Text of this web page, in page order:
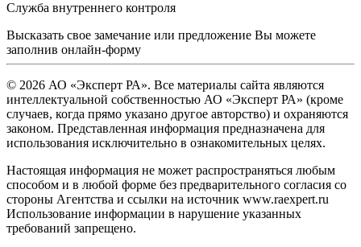
Служба внутреннего контроля
Высказать свое замечание или предложение Вы можете
заполнив онлайн-форму
© 2026 АО «Эксперт РА». Все материалы сайта являются
интеллектуальной собственностью АО «Эксперт РА» (кроме
случаев, когда прямо указано другое авторство) и охраняются
законом. Представленная информация предназначена для
использования исключительно в ознакомительных целях.
Настоящая информация не может распространяться любым
способом и в любой форме без предварительного согласия со
стороны Агентства и ссылки на источник www.raexpert.ru
Использование информации в нарушение указанных
требований запрещено.